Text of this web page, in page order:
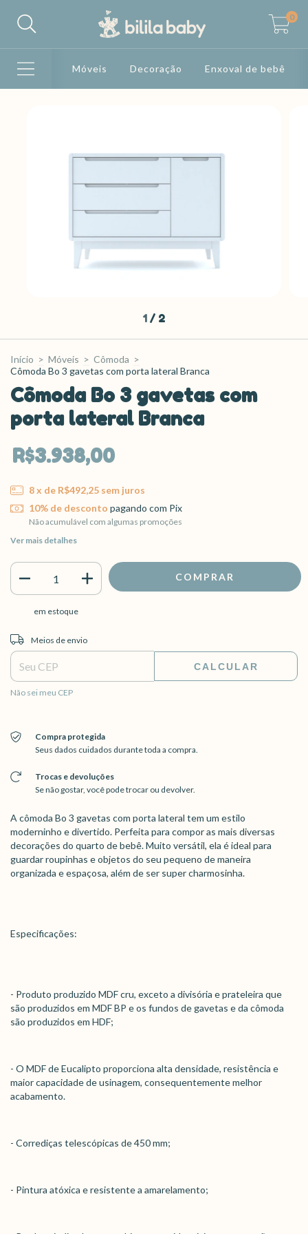
0
Móveis Decoração Enxoval de bebê
1 / 2
Início > Móveis > Cômoda >
Cômoda Bo 3 gavetas com porta lateral Branca
Cômoda Bo 3 gavetas com
porta lateral Branca
R$3.938,00
8x de R$492,25 sem juros
10% de desconto pagando com Pix
Não acumulável com algumas promoções
Ver mais detalhes
em estoque
Entregas para o CEP:
Meios de envio
CALCULAR
Não sei meu CEP
Compra protegida
Seus dados cuidados durante toda a compra.
Trocas e devoluções
Se não gostar, você pode trocar ou devolver.
A cômoda Bo 3 gavetas com porta lateral tem um estilo
moderninho e divertido. Perfeita para compor as mais diversas
decorações do quarto de bebê. Muito versátil, ela é ideal para
guardar roupinhas e objetos do seu pequeno de maneira
organizada e espaçosa, além de ser super charmosinha.
Especificações:
- Produto produzido MDF cru, exceto a divisória e prateleira que
são produzidos em MDF BP e os fundos de gavetas e da cômoda
são produzidos em HDF;
- O MDF de Eucalipto proporciona alta densidade, resistência e
maior capacidade de usinagem, consequentemente melhor
acabamento.
- Corrediças telescópicas de 450 mm;
- Pintura atóxica e resistente a amarelamento;